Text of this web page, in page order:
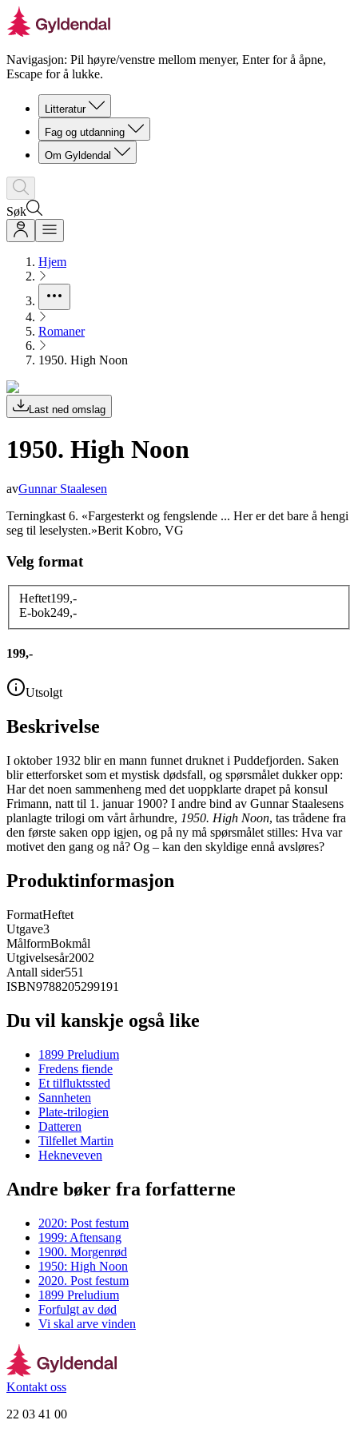
Navigasjon: Pil høyre/venstre mellom menyer, Enter for å åpne,
Escape for å lukke.
Litteratur
Fag og utdanning
Om Gyldendal
Søk
Hjem
Romaner
1950. High Noon
Last ned omslag
1950. High Noon
avGunnar Staalesen
Terningkast 6. «Fargesterkt og fengslende ... Her er det bare å hengi
seg til leselysten.»Berit Kobro, VG
Velg format
Heftet199,-
E-bok249,-
199,-
Utsolgt
Beskrivelse
I oktober 1932 blir en mann funnet druknet i Puddefjorden. Saken
blir etterforsket som et mystisk dødsfall, og spørsmålet dukker opp:
Har det noen sammenheng med det uoppklarte drapet på konsul
Frimann, natt til 1. januar 1900? I andre bind av Gunnar Staalesens
planlagte trilogi om vårt århundre, 1950. High Noon, tas trådene fra
den første saken opp igjen, og på ny må spørsmålet stilles: Hva var
motivet den gang og nå? Og – kan den skyldige ennå avsløres?
Produktinformasjon
FormatHeftet
Utgave3
MålformBokmål
Utgivelsesår2002
Antall sider551
ISBN9788205299191
Du vil kanskje også like
1899 Preludium
Fredens fiende
Et tilfluktssted
Sannheten
Plate-trilogien
Datteren
Tilfellet Martin
Hekneveven
Andre bøker fra forfatterne
2020: Post festum
1999: Aftensang
1900. Morgenrød
1950: High Noon
2020. Post festum
1899 Preludium
Forfulgt av død
Vi skal arve vinden
Kontakt oss
22 03 41 00